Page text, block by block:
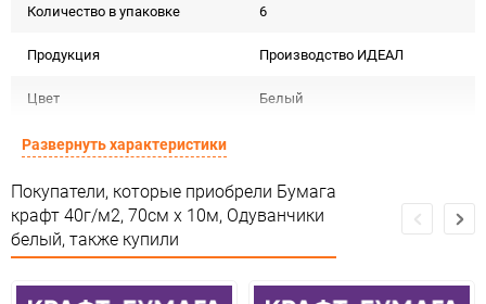
Количество в упаковке 6
Продукция Производство ИДЕАЛ
Цвет Белый
Форма
Материал Крафт белый С дизайном
Срок годности Срок годности не ограничен
Развернуть характеристики
Покупатели, которые приобрели Бумага
крафт 40г/м2, 70см x 10м, Одуванчики
белый, также купили